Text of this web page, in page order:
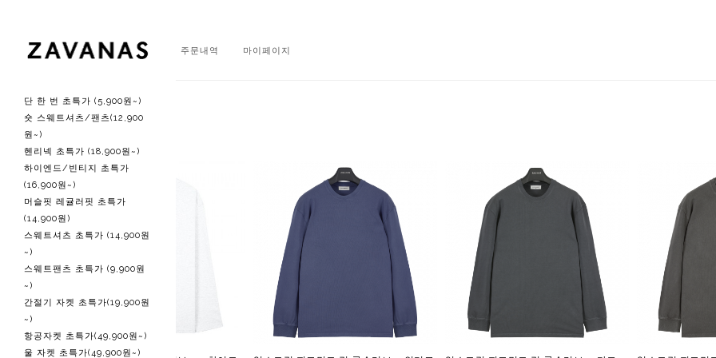
회원가입 로그인 주문내역 마이페이지
단 한 번 초특가 (5,900원~)
숏 스웨트셔츠/팬츠(12,900
원~)
헨리넥 초특가 (18,900원~)
하이엔드/빈티지 초특가
(16,900원~)
머슬핏 레귤러핏 초특가
(14,900원)
스웨트셔츠 초특가 (14,900원
~)
스웨트팬츠 초특가 (9,900원
~)
간절기 자켓 초특가(19,900원
~)
항공자켓 초특가(49,900원~)
울 자켓 초특가(49,900원~)
주간 베스트